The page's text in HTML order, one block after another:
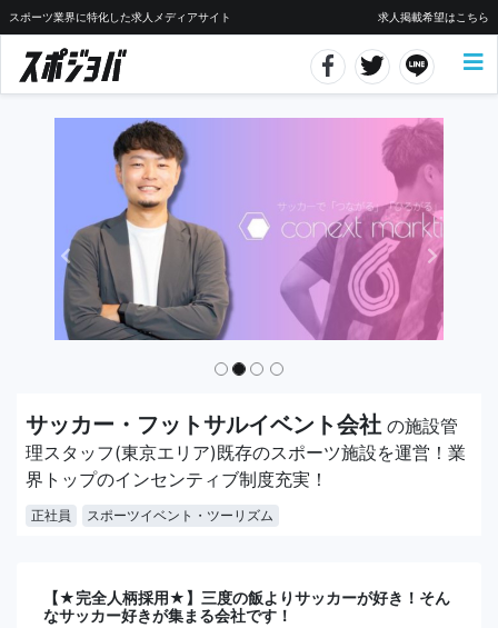
スポーツ業界に特化した求人メディアサイト 求人掲載希望はこちら
サッカー・フットサルイベント会社 の施設管
理スタッフ(東京エリア)既存のスポーツ施設を運営！業
界トップのインセンティブ制度充実！
正社員 スポーツイベント・ツーリズム
【★完全人柄採用★】三度の飯よりサッカーが好き！そん
なサッカー好きが集まる会社です！